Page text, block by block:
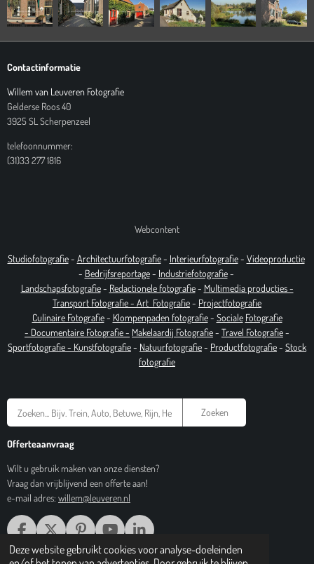
Deze website gebruikt cookies voor analyse-doeleinden
Contactinformatie
Willem van Leuveren Fotografie
Gelderse Roos 40
3925 SL Scherpenzeel
telefoonnummer:
(31)33 277 1816
Webcontent
Studiofotografie- Architectuurfotografie- Interieurfotografie- Videoproductie
- Bedrijfsreportage- Industriefotografie-
Landschapsfotografie- Redactionele fotografie- Multimedia producties -
Transport Fotografie - Art Fotografie- Projectfotografie
Culinaire Fotografie- Klompenpaden fotografie- Sociale Fotografie
- Documentaire Fotografie- Makelaardij Fotografie- Travel Fotografie-
Sportfotografie - Kunstfotografie- Natuurfotografie- Productfotografie- Stock
fotografie
Zoeken
Offerteaanvraag
Wilt u gebruik maken van onze diensten?
Vraag dan vrijblijvend een offerte aan!
e-mail adres: willem@leuveren.nl
F
A
X
P
I
Y
O
L
I
© 2017 Regiobeeldbank.nl